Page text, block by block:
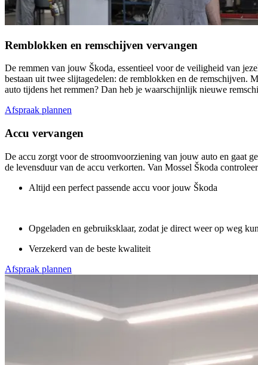
Remblokken en remschijven vervangen
De remmen van jouw Škoda, essentieel voor de veiligheid van
bestaan uit twee slijtagedelen: de remblokken en de remschijven.
auto tijdens het remmen? Dan heb je waarschijnlijk nieuwe
Afspraak plannen
Accu vervangen
De accu zorgt voor de stroomvoorziening van jouw auto en gaat
de levensduur van de accu verkorten. Van Mossel Škoda
Altijd een perfect passende accu voor jouw Škoda
Opgeladen en gebruiksklaar, zodat je direct weer op weg
Verzekerd van de beste kwaliteit
Afspraak plannen